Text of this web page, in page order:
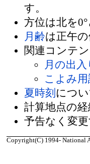
す。
方位は北を
月齢は正午の
関連コンテ
月の出
こよみ用
夏時刻 につ
計算地点の経
予告なく変
Copyright(C) 1994- National